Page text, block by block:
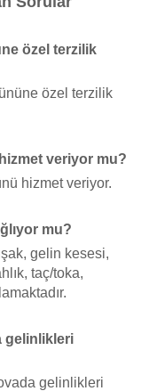
özel terzilik
özel terzilik
veriyor mu?
hizmet veriyor.
mu?
gelin kesesi,
taç/toka,
gelinlikleri
gelinlikleri